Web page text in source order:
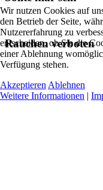
Rauchen verboten
Wir nutzen Cookies auf
den Betrieb der Seite,
Nutzererfahrung zu
entscheiden, ob Sie die
einer Ablehnung
Verfügung stehen.
Akzeptieren Ablehnen
Weitere Informationen |